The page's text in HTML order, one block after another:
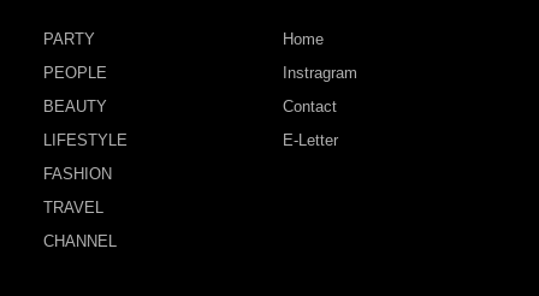
PARTY
PEOPLE
BEAUTY
LIFESTYLE
FASHION
TRAVEL
CHANNEL
Home
Instragram
Contact
E-Letter